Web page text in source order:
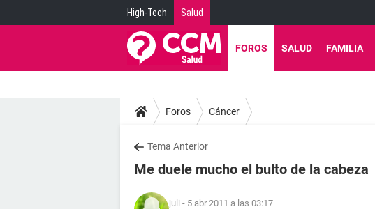
High-Tech Salud
FOROS SALUD FAMILIA
Foros Cáncer
Tema Anterior
Me duele mucho el bulto de la cabeza
juli - 5 abr 2011 a las 03:17